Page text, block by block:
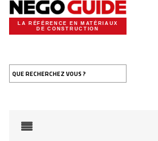
LA RÉFÉRENCE EN MATÉRIAUX
DE CONSTRUCTION
QUE RECHERCHEZ VOUS ?